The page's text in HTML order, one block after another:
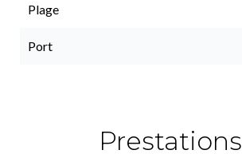
Plage
Port
Prestations